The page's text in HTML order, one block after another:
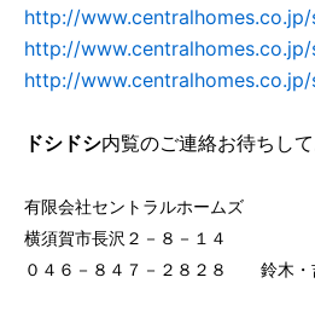
http://www.centralhomes.co.jp/
http://www.centralhomes.co.jp/
http://www.centralhomes.co.jp/
ドシドシ内覧のご連絡お待ちして
有限会社セントラルホームズ
横須賀市長沢２－８－１４
０４６－８４７－２８２８ 鈴木・